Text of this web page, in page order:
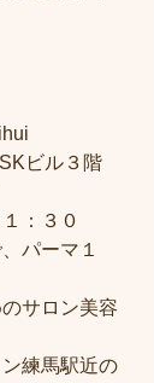
ビル３階
：３０
パーマ１
サロン美容
練馬駅近の